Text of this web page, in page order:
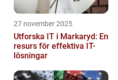
27 november 2025
Utforska IT i Markaryd: En
resurs för effektiva IT-
lösningar